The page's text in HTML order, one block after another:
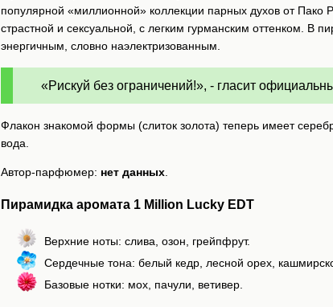
популярной «миллионной» коллекции парных духов от
страстной и сексуальной, с легким гурманским оттенком.
энергичным, словно наэлектризованным.
«Рискуй без ограничений!», - гласит
Флакон знакомой формы (слиток золота) теперь имеет
вода.
Автор-парфюмер: нет данных
Пирамидка аромата 1 Million Lucky EDT
Верхние ноты: слива, озон, грейпфрут.
Сердечные тона: белый кедр, лесной орех,
Базовые нотки: мох, пачули, ветивер.